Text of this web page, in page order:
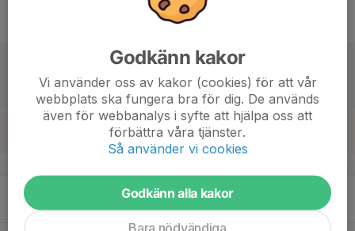
11:30
Match mot Svärtinge SK F-junior
F15-19 C1
Navestad IP
19
Mån 19:00
Utomhus
Navestad IP
Godkänn kakor
Vi använder oss av kakor (cookies) för att vår
webbplats ska fungera bra för dig. De används
även för webbanalys i syfte att hjälpa oss att
förbättra våra tjänster.
Så använder vi cookies
Godkänn alla kakor
Bara nödvändiga